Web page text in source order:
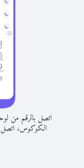
اتصل بالرقم من
الكوكوس، اتصل